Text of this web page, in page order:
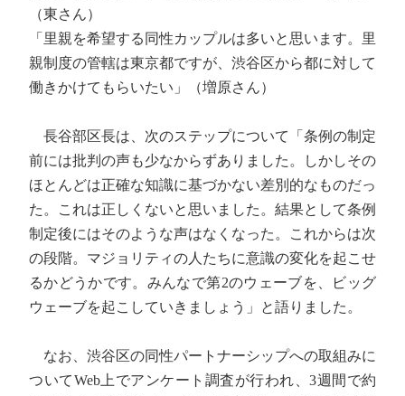
（東さん）
「里親を希望する同性カップルは多いと思います。里
親制度の管轄は東京都ですが、渋谷区から都に対して
働きかけてもらいたい」（増原さん）
長谷部区長は、次のステップについて「条例の制定
前には批判の声も少なからずありました。しかしその
ほとんどは正確な知識に基づかない差別的なものだっ
た。これは正しくないと思いました。結果として条例
制定後にはそのような声はなくなった。これからは次
の段階。マジョリティの人たちに意識の変化を起こせ
るかどうかです。みんなで第2のウェーブを、ビッグ
ウェーブを起こしていきましょう」と語りました。
なお、渋谷区の同性パートナーシップへの取組みに
ついてWeb上でアンケート調査が行われ、3週間で約